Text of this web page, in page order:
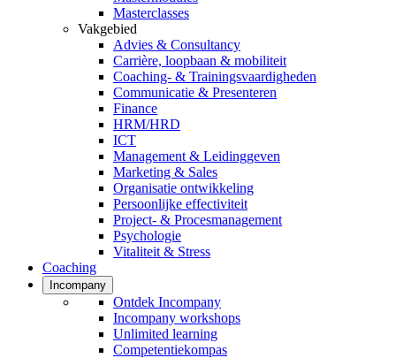
Masterclasses
Vakgebied
Advies & Consultancy
Carrière, loopbaan & mobiliteit
Coaching- & Trainingsvaardigheden
Communicatie & Presenteren
Finance
HRM/HRD
ICT
Management & Leidinggeven
Marketing & Sales
Organisatie ontwikkeling
Persoonlijke effectiviteit
Project- & Procesmanagement
Psychologie
Vitaliteit & Stress
Coaching
Incompany
Ontdek Incompany
Incompany workshops
Unlimited learning
Competentiekompas